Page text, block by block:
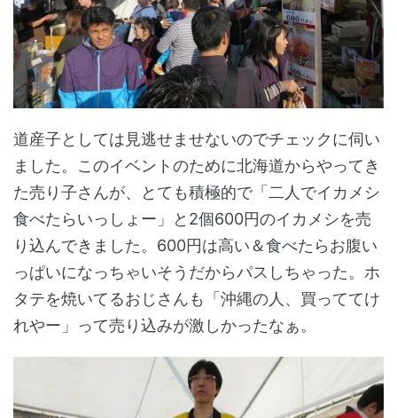
道産子としては見逃せませないのでチェックに伺い
ました。このイベントのために北海道からやってき
た売り子さんが、とても積極的で「二人でイカメシ
食べたらいっしょー」と2個600円のイカメシを売
り込んできました。600円は高い＆食べたらお腹い
っぱいになっちゃいそうだからパスしちゃった。ホ
タテを焼いてるおじさんも「沖縄の人、買っててけ
れやー」って売り込みが激しかったなぁ。